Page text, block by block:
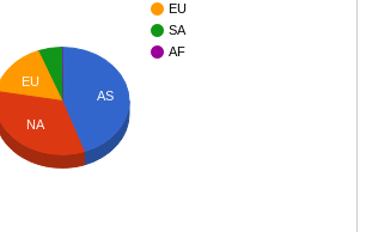
EU
SA
AF
AS
EU
NA